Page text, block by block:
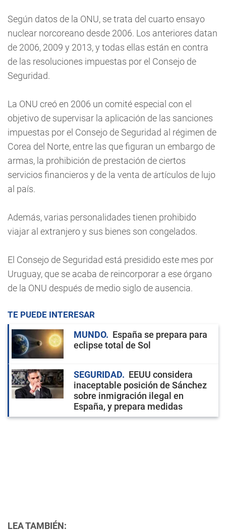
Según datos de la ONU, se trata del cuarto ensayo
nuclear norcoreano desde 2006. Los anteriores datan
de 2006, 2009 y 2013, y todas ellas están en contra
de las resoluciones impuestas por el Consejo de
Seguridad.
La ONU creó en 2006 un comité especial con el
objetivo de supervisar la aplicación de las sanciones
impuestas por el Consejo de Seguridad al régimen de
Corea del Norte, entre las que figuran un embargo de
armas, la prohibición de prestación de ciertos
servicios financieros y de la venta de artículos de lujo
al país.
Además, varias personalidades tienen prohibido
viajar al extranjero y sus bienes son congelados.
El Consejo de Seguridad está presidido este mes por
Uruguay, que se acaba de reincorporar a ese órgano
de la ONU después de medio siglo de ausencia.
TE PUEDE INTERESAR
MUNDO
España se prepara para
eclipse total de Sol
SEGURIDAD
EEUU considera
inaceptable posición de Sánchez
sobre inmigración ilegal en
España, y prepara medidas
LEA TAMBIÉN: